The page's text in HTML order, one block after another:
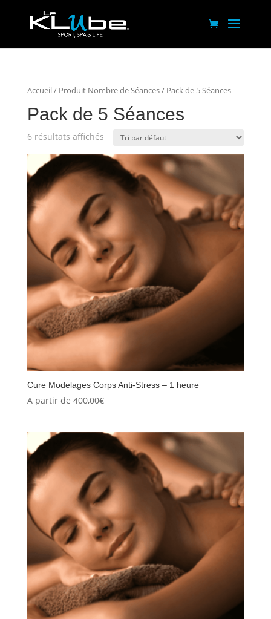
Accueil/ Produit Nombre de Séances / Pack de 5 Séances
Pack de 5 Séances
6 résultats affichés
Cure Modelages Corps Anti-Stress – 1 heure
A partir de 400,00€